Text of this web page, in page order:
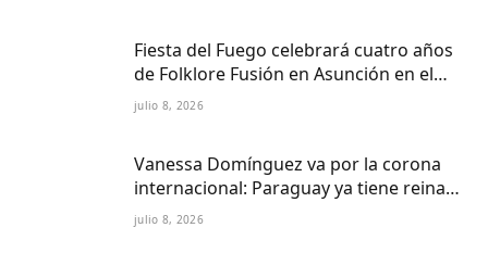
Fiesta del Fuego celebrará cuatro años
de Folklore Fusión en Asunción en el
Centro Cultural del Puerto
julio 8, 2026
Vanessa Domínguez va por la corona
internacional: Paraguay ya tiene reina
Petite 2027
julio 8, 2026